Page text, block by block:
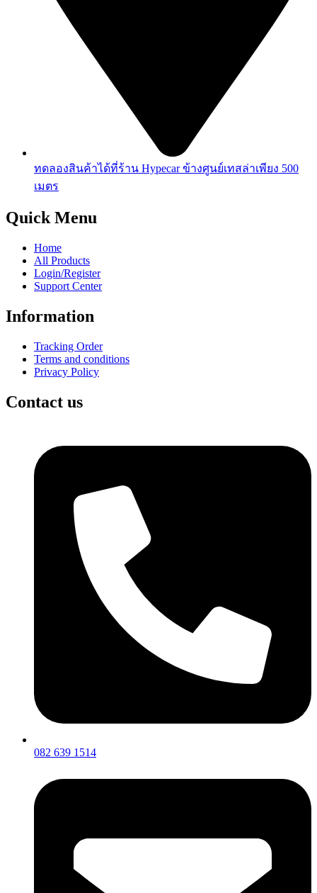
ทดลองสินค้าได้ที่ร้าน Hypecar ข้างศูนย์เทสล่าเพียง 500
เมตร
Quick Menu
Home
All Products
Login/Register
Support Center
Information
Tracking Order
Terms and conditions
Privacy Policy
Contact us
082 639 1514